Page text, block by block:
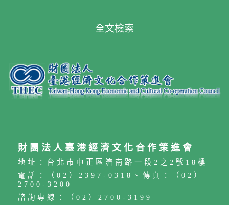
全文檢索
財團法人臺港經濟文化合作策進會
地址：台北市中正區濟南路一段2之2號18樓
電話：（02）2397-0318、傳真：（02）
2700-3200
諮詢專線：（02）2700-3199